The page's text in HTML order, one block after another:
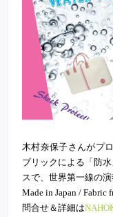
木村奈保子さんがプ
ブリックによる「防
スで、世界第一線の
Made in Japan / Fabric
問合せ＆詳細は